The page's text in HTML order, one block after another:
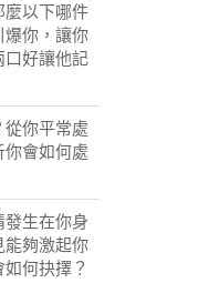
麼以下哪件
爆你，讓你
口好讓他記
從你平常處
你會如何處
發生在你身
能夠激起你
何抉擇？